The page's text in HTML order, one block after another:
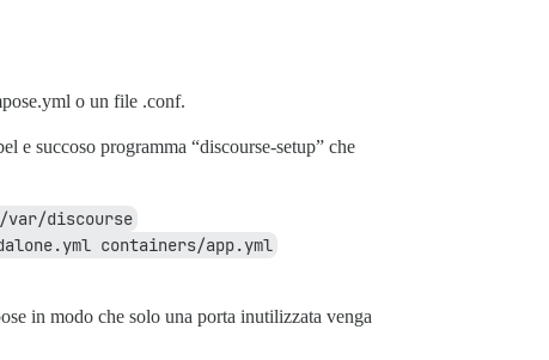
o un file .conf.
e succoso programma “discourse-setup” che
discourse
containers/app.yml
in modo che solo una porta inutilizzata venga